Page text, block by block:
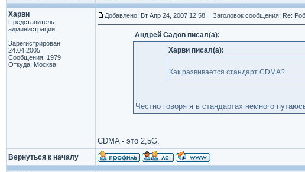
Харви
Представитель
администрации
Зарегистрирован:
24.04.2005
Сообщения: 1979
Откуда: Москва
Добавлено: Вт Апр 24, 2007 12:58 Заголовок сообщения: Re:
Андрей Садов писал(а):
Харви писал(а):
Как развивается стандарт CDMA?
Честно говоря я в стандартах немного
CDMA - это 2,5G.
Вернуться к началу